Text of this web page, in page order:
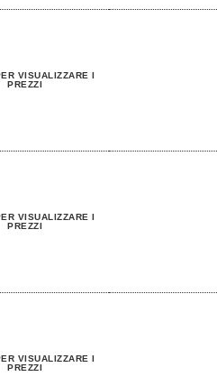
VISUALIZZARE I
PREZZI
VISUALIZZARE I
PREZZI
VISUALIZZARE I
PREZZI